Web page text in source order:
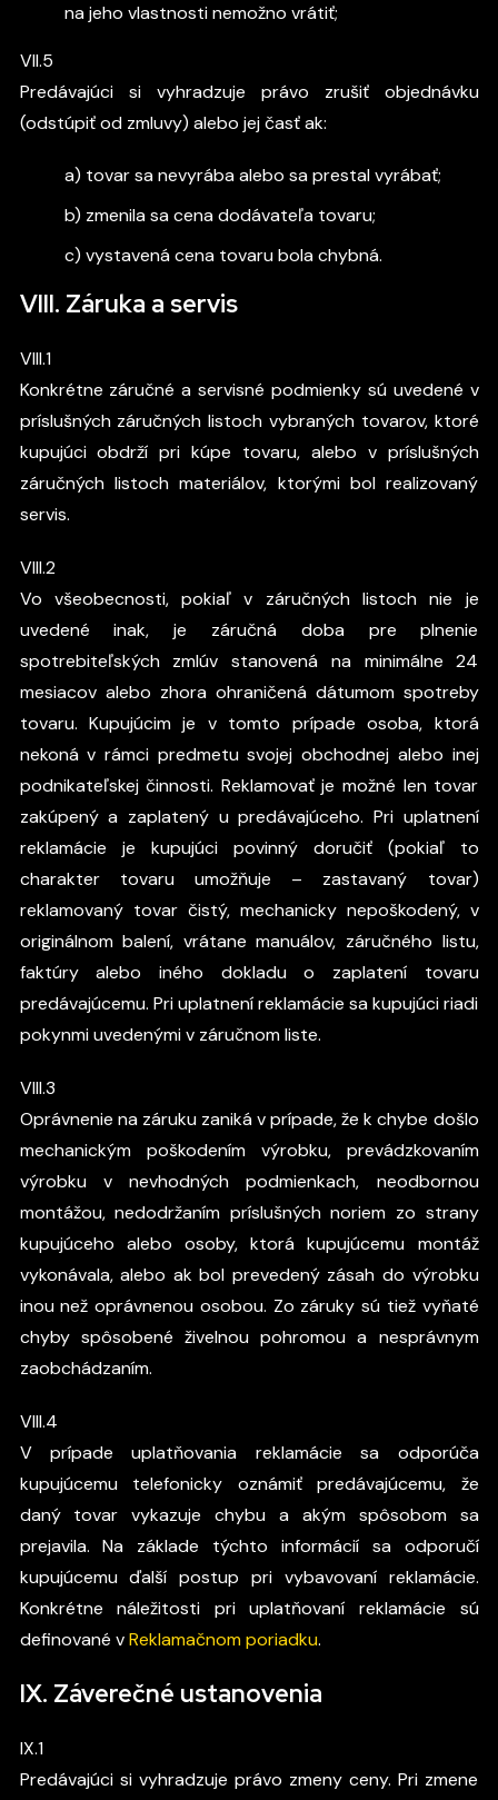
na jeho vlastnosti nemožno vrátiť;
VII.5
Predávajúci si vyhradzuje právo zrušiť objednávku
(odstúpiť od zmluvy) alebo jej časť ak:
a) tovar sa nevyrába alebo sa prestal vyrábať;
b) zmenila sa cena dodávateľa tovaru;
c) vystavená cena tovaru bola chybná.
VIII. Záruka a servis
VIII.1
Konkrétne záručné a servisné podmienky sú uvedené v
príslušných záručných listoch vybraných tovarov, ktoré
kupujúci obdrží pri kúpe tovaru, alebo v príslušných
záručných listoch materiálov, ktorými bol realizovaný
servis.
VIII.2
Vo všeobecnosti, pokiaľ v záručných listoch nie je
uvedené inak, je záručná doba pre plnenie
spotrebiteľských zmlúv stanovená na minimálne 24
mesiacov alebo zhora ohraničená dátumom spotreby
tovaru. Kupujúcim je v tomto prípade osoba, ktorá
nekoná v rámci predmetu svojej obchodnej alebo inej
podnikateľskej činnosti. Reklamovať je možné len tovar
zakúpený a zaplatený u predávajúceho. Pri uplatnení
reklamácie je kupujúci povinný doručiť (pokiaľ to
charakter tovaru umožňuje – zastavaný tovar)
reklamovaný tovar čistý, mechanicky nepoškodený, v
originálnom balení, vrátane manuálov, záručného listu,
faktúry alebo iného dokladu o zaplatení tovaru
predávajúcemu. Pri uplatnení reklamácie sa kupujúci riadi
pokynmi uvedenými v záručnom liste.
VIII.3
Oprávnenie na záruku zaniká v prípade, že k chybe došlo
mechanickým poškodením výrobku, prevádzkovaním
výrobku v nevhodných podmienkach, neodbornou
montážou, nedodržaním príslušných noriem zo strany
kupujúceho alebo osoby, ktorá kupujúcemu montáž
vykonávala, alebo ak bol prevedený zásah do výrobku
inou než oprávnenou osobou. Zo záruky sú tiež vyňaté
chyby spôsobené živelnou pohromou a nesprávnym
zaobchádzaním.
VIII.4
V prípade uplatňovania reklamácie sa odporúča
kupujúcemu telefonicky oznámiť predávajúcemu, že
daný tovar vykazuje chybu a akým spôsobom sa
prejavila. Na základe týchto informácií sa odporučí
kupujúcemu ďalší postup pri vybavovaní reklamácie.
Konkrétne náležitosti pri uplatňovaní reklamácie sú
definované vReklamačnom poriadku.
IX. Záverečné ustanovenia
IX.1
Predávajúci si vyhradzuje právo zmeny ceny. Pri zmene